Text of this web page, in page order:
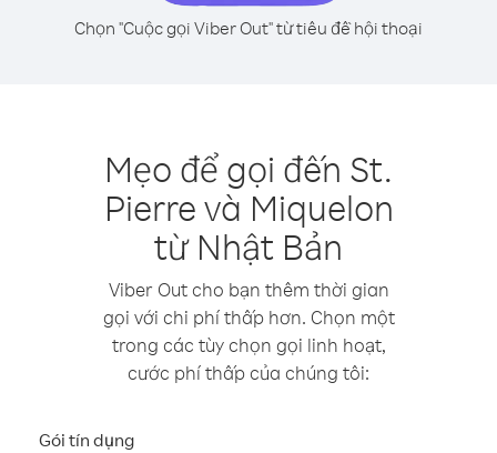
Chọn "Cuộc gọi Viber Out" từ tiêu đề hội thoại
Mẹo để gọi đến St.
Pierre và Miquelon
từ Nhật Bản
Viber Out cho bạn thêm thời gian
gọi với chi phí thấp hơn. Chọn một
trong các tùy chọn gọi linh hoạt,
cước phí thấp của chúng tôi:
Gói tín dụng